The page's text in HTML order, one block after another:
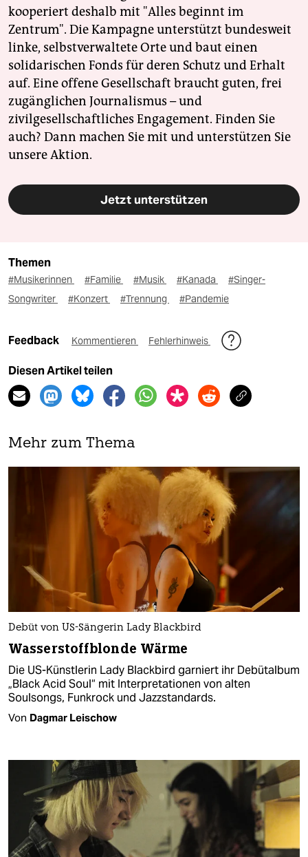
kooperiert deshalb mit "Alles beginnt im
Zentrum". Die Kampagne unterstützt bundesweit
linke, selbstverwaltete Orte und baut einen
solidarischen Fonds für deren Schutz und Erhalt
auf. Eine offene Gesellschaft braucht guten, frei
zugänglichen Journalismus – und
zivilgesellschaftliches Engagement. Finden Sie
auch? Dann machen Sie mit und unterstützen Sie
unsere Aktion.
Jetzt unterstützen
Themen
#Musikerinnen #Familie #Musik #Kanada
#Singer-
Songwriter
#Konzert #Trennung #Pandemie
Feedback Kommentieren Fehlerhinweis
Diesen Artikel teilen
Mehr zum Thema
Debüt von US-Sängerin Lady Blackbird
Wasserstoffblonde Wärme
Die US-Künstlerin Lady Blackbird garniert ihr Debütalbum
„Black Acid Soul“ mit Interpretationen von alten
Soulsongs, Funkrock und Jazzstandards.
Von Dagmar Leischow